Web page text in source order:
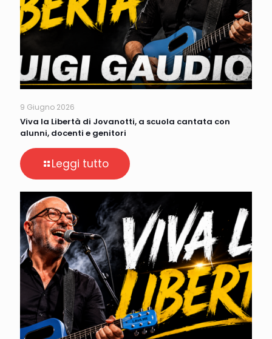
9 Giugno 2026
Viva la Libertà di Jovanotti, a scuola cantata con
alunni, docenti e genitori
Leggi tutto